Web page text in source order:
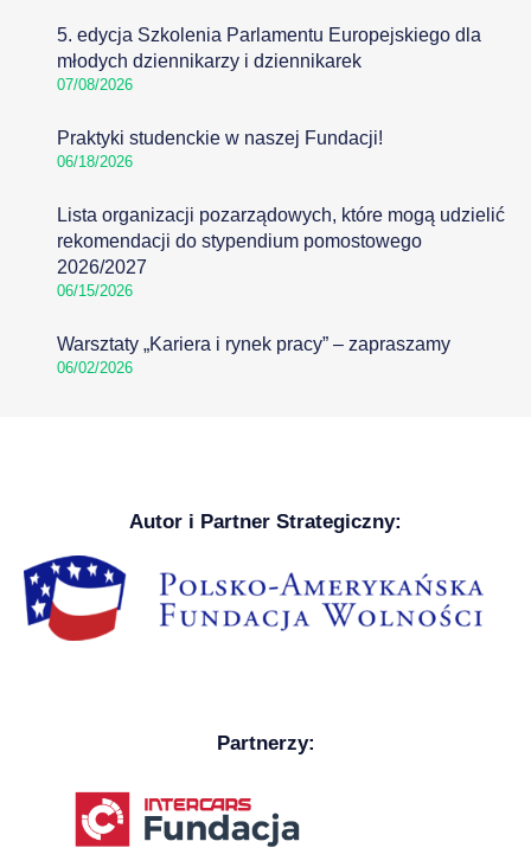
5. edycja Szkolenia Parlamentu Europejskiego dla
młodych dziennikarzy i dziennikarek
07/08/2026
Praktyki studenckie w naszej Fundacji!
06/18/2026
Lista organizacji pozarządowych, które mogą udzielić
rekomendacji do stypendium pomostowego
2026/2027
06/15/2026
Warsztaty „Kariera i rynek pracy” – zapraszamy
06/02/2026
Autor i Partner Strategiczny:
Partnerzy: